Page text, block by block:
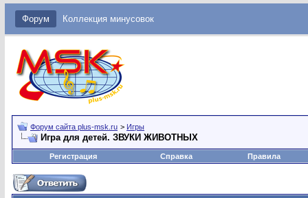
Форум Коллекция минусовок
Форум сайта plus-msk.ru > Игры
Игра для детей. ЗВУКИ ЖИВОТНЫХ
Регистрация Справка Правила